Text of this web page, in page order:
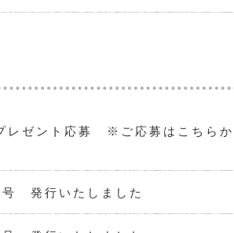
レゼント応募 ※ご応募はこちらか
号 発行いたしました